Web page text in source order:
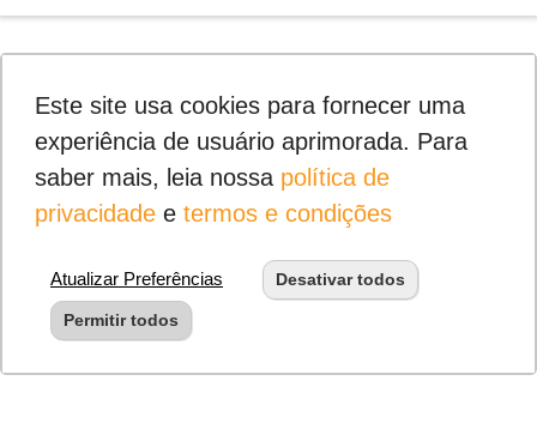
Este site usa cookies para fornecer uma
experiência de usuário aprimorada. Para
saber mais, leia nossa política de
privacidadee termos e condições
Atualizar Preferências Desativar todos
Permitir todos